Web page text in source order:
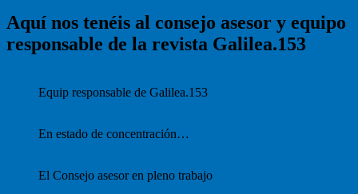
Aquí nos tenéis al consejo asesor y equipo
responsable de la revista Galilea.153
Equip responsable de Galilea.153
En estado de concentración…
El Consejo asesor en pleno trabajo